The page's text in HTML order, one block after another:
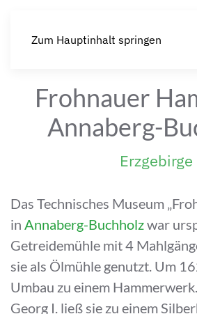
Zum Hauptinhalt springen
Frohnauer
Annaberg-
Erzgebirge
Das Technisches Museum
in Annaberg-Buchholzwar
Getreidemühle mit 4
sie als Ölmühle genutzt. Um
Umbau zu einem
Georg I. ließ sie zu einem